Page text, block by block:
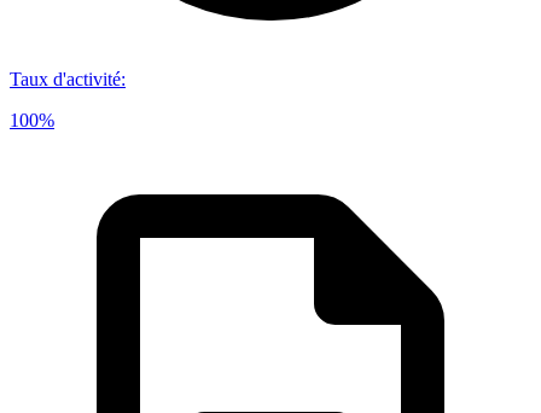
Taux d'activité:
100%